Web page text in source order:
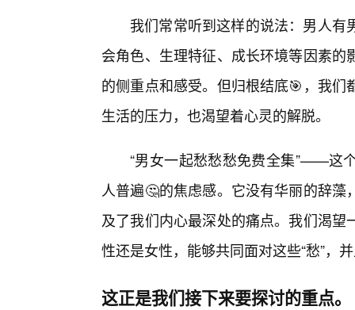
我们常常听到这样的说法：男人
会角色、生理特征、成长环境等因素
的侧重点和感受。但归根结底🎯，我
生活的压力，也渴望着心灵的解脱。
“男女一起愁愁愁免费全集”——这
人普遍🤔的焦虑感。它没有华丽的辞
及了我们内心最深处的痛点。我们渴
性还是女性，能够共同面对这些“愁”，
这正是我们接下来要探讨的重点。